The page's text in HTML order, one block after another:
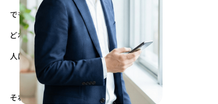
でも多くの場合、英語学習は続きません。
どれだけやる気があっても、
人は、つい続けられなくなるものです。
それは、弱さではありません。